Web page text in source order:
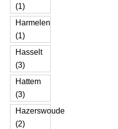
(1)
Harmelen
(1)
Hasselt
(3)
Hattem
(3)
Hazerswoude
(2)